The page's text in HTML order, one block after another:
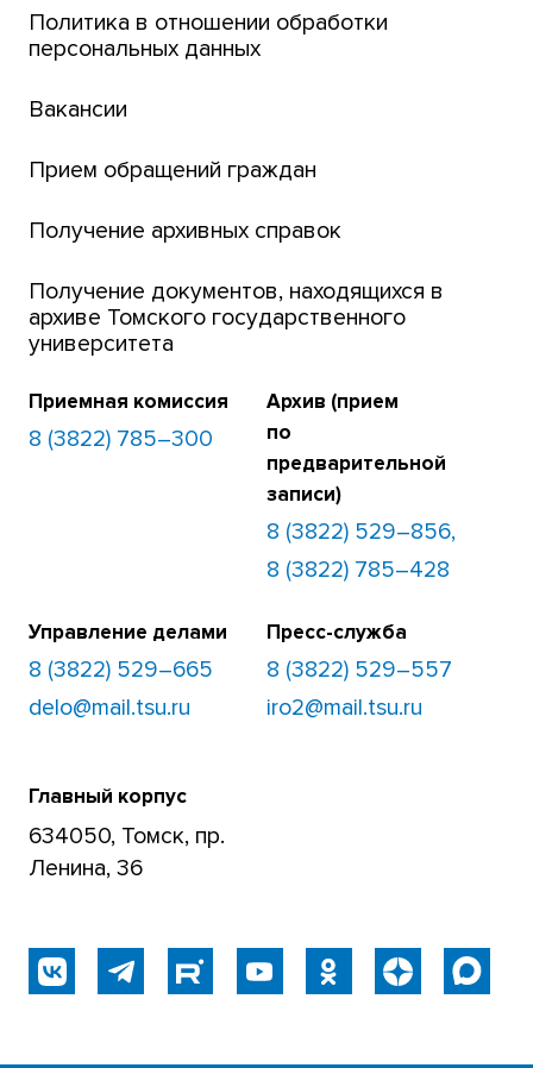
Интернет-лицей
Открытые онлайн-курсы (MOOCs)
Платежи онлайн
Банк инициатив по развитию университета
Политика в отношении обработки
персональных данных
Вакансии
Прием обращений граждан
Получение архивных справок
Получение документов, находящихся в
архиве Томского государственного
университета
Приемная комиссия
8 (3822) 785–300
Архив (прием
по
предварительной
записи)
8 (3822) 529–856,
8 (3822) 785–428
Управление делами
8 (3822) 529–665
delo@mail.tsu.ru
Пресс-служба
8 (3822) 529–557
iro2@mail.tsu.ru
Главный корпус
634050, Томск, пр.
Ленина, 36